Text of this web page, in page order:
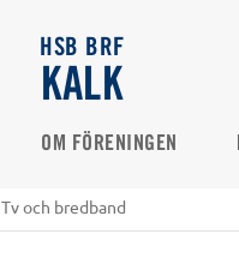
HSB BRF
KALK
OM FÖRENINGEN
Tv och bredband